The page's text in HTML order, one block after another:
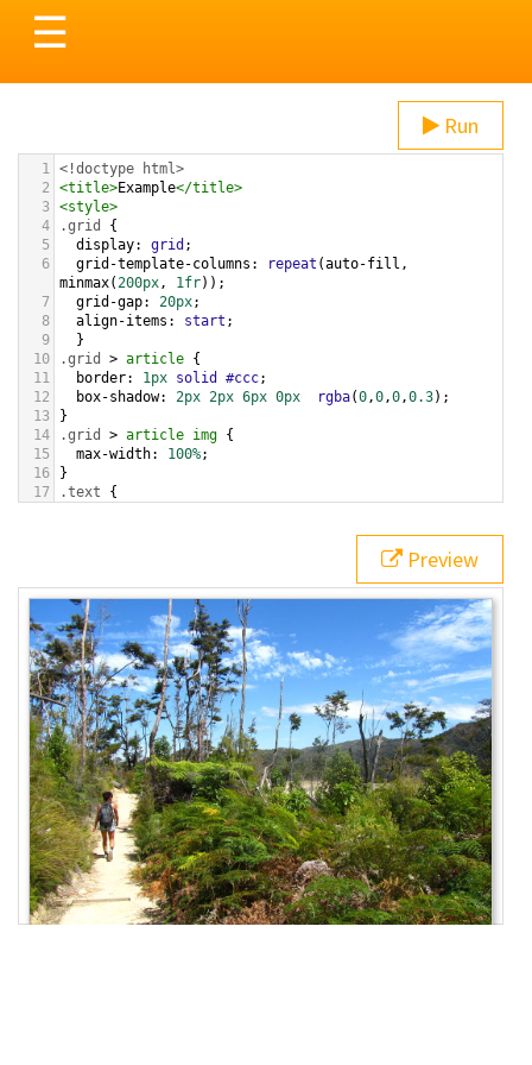
Toggle
navigation
☰
Run
1 <!doctype html>
2
<title>Example</title>
3 <style>
4
.grid
5
display: grid ;
6
grid-template-columns : repeat (auto-fill
minmax(200px, 1fr));
7
grid-gap: 20px;
8
align-items : start ;
9
  }
10
.grid > article {
11
border: 1px solid #ccc;
12
box-shadow: 2px 2px 6px 0px rgba(0,0,0,0.3);
13
}
14
.grid > article img {
15
max-width: 100%;
16
}
17
.text {
22
border: 0;
color white
24
padding : 10px ;
25
width: 100%;
26
  }
27 </style>
Preview